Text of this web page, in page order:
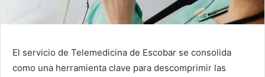
El servicio de Telemedicina de Escobar se consolida
como una herramienta clave para descomprimir las